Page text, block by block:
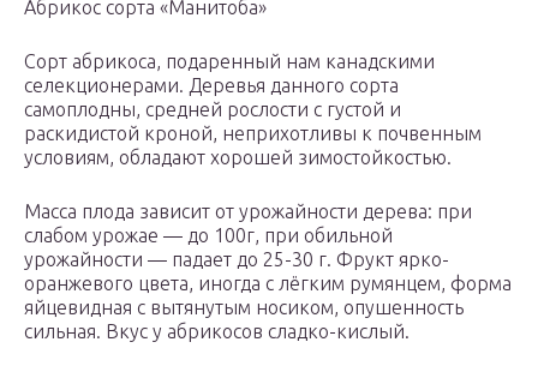
Абрикос сорта «Манитоба»
Сорт абрикоса, подаренный нам канадскими
селекционерами. Деревья данного сорта
самоплодны, средней рослости с густой и
раскидистой кроной, неприхотливы к почвенным
условиям, обладают хорошей зимостойкостью.
Масса плода зависит от урожайности дерева: при
слабом урожае — до 100г, при обильной
урожайности — падает до 25-30 г. Фрукт ярко-
оранжевого цвета, иногда с лёгким румянцем, форма
яйцевидная с вытянутым носиком, опушенность
сильная. Вкус у абрикосов сладко-кислый.